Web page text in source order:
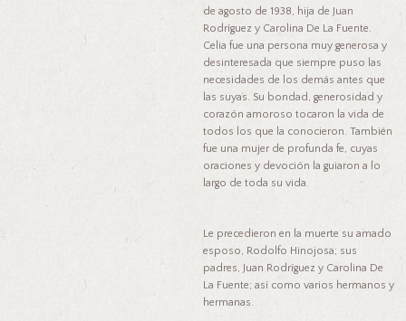
de agosto de 1938, hija de Juan
Rodríguez y Carolina De La Fuente.
Celia fue una persona muy generosa y
desinteresada que siempre puso las
necesidades de los demás antes que
las suyas. Su bondad, generosidad y
corazón amoroso tocaron la vida de
todos los que la conocieron. También
fue una mujer de profunda fe, cuyas
oraciones y devoción la guiaron a lo
largo de toda su vida.
Le precedieron en la muerte su amado
esposo, Rodolfo Hinojosa; sus
padres, Juan Rodríguez y Carolina De
La Fuente; así como varios hermanos y
hermanas.